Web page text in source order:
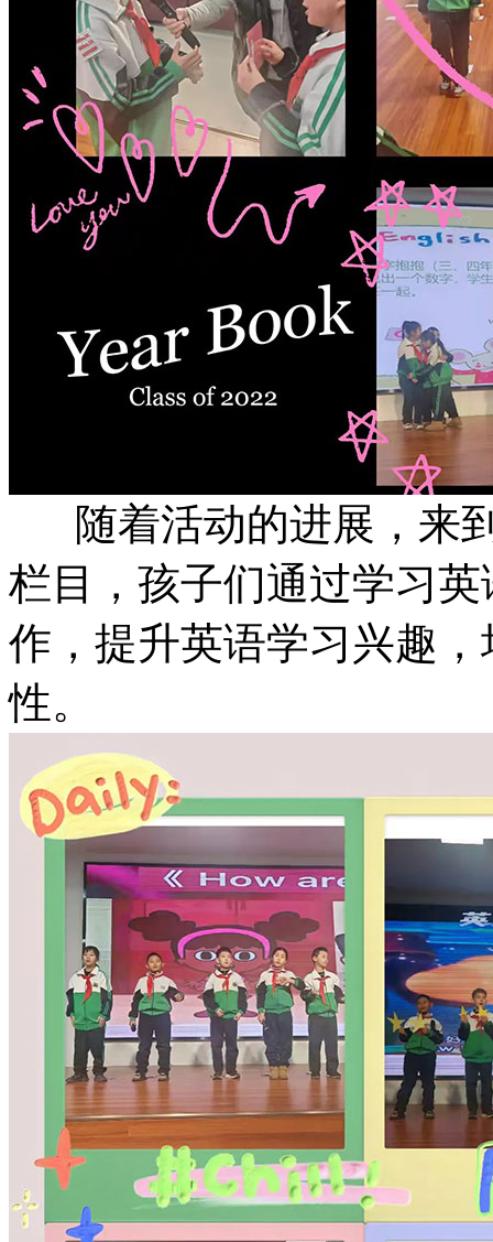
随着活动的进展，来
栏目，孩子们通过学习
作，提升英语学习兴趣
性。